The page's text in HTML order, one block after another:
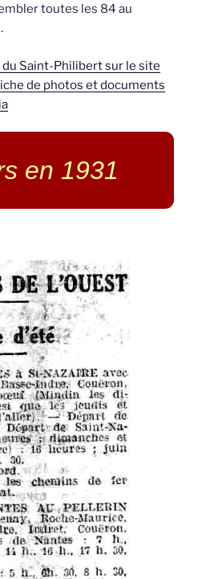
toutes les 84 au
du Saint-Philibert sur le site
de photos et documents
en 1931